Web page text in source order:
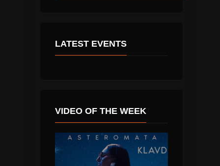
LATEST EVENTS
VIDEO OF THE WEEK